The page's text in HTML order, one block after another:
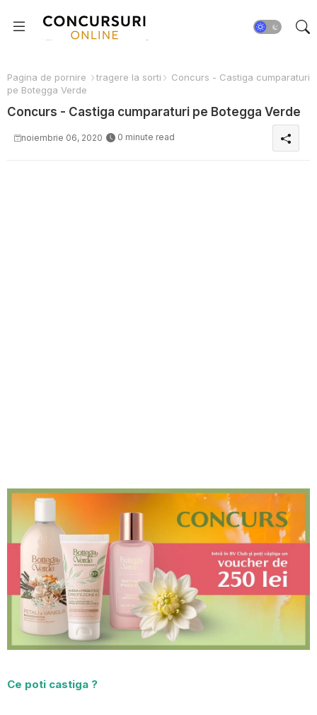
Pagina de pornire tragere la sorti
Concurs - Castiga cumparaturi
pe Botegga Verde
Concurs - Castiga cumparaturi pe Botegga Verde
noiembrie 06, 2020 0 minute read
Ce poti castiga ?